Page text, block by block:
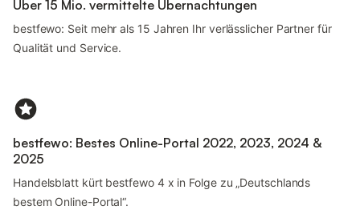
Über 15 Mio. vermittelte Übernachtungen
bestfewo: Seit mehr als 15 Jahren Ihr verlässlicher Partner für
Qualität und Service.
bestfewo: Bestes Online-Portal 2022, 2023, 2024 &
2025
Handelsblatt kürt bestfewo 4 x in Folge zu „Deutschlands
bestem Online-Portal“.